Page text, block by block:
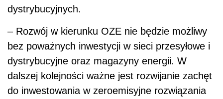
dystrybucyjnych.
– Rozwój w kierunku OZE nie będzie możliwy
bez poważnych inwestycji w sieci przesyłowe i
dystrybucyjne oraz magazyny energii. W
dalszej kolejności ważne jest rozwijanie zachęt
do inwestowania w zeroemisyjne rozwiązania